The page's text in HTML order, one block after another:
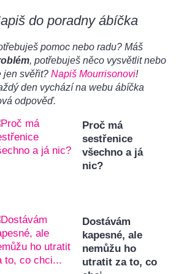
do poradny ábíčka
pomoc nebo radu? Máš
, potřebuješ něco vysvětlit nebo
jen svěřit? Napiš Mourrisonovi!
den vychází na webu ábíčka
odpověď.
Proč má
sestřenice
všechno a já
nic?
Dostávám
kapesné, ale
nemůžu ho
utratit za to, co